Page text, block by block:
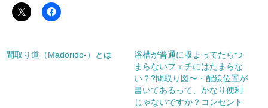
間取り道（Madorido-）とは
浴槽が普通に収まってたらつ
まらないフェチにはたまらな
い？?間取り図〜・配線位置が
書いてあるって、かなり便利
じゃないですか？コンセント